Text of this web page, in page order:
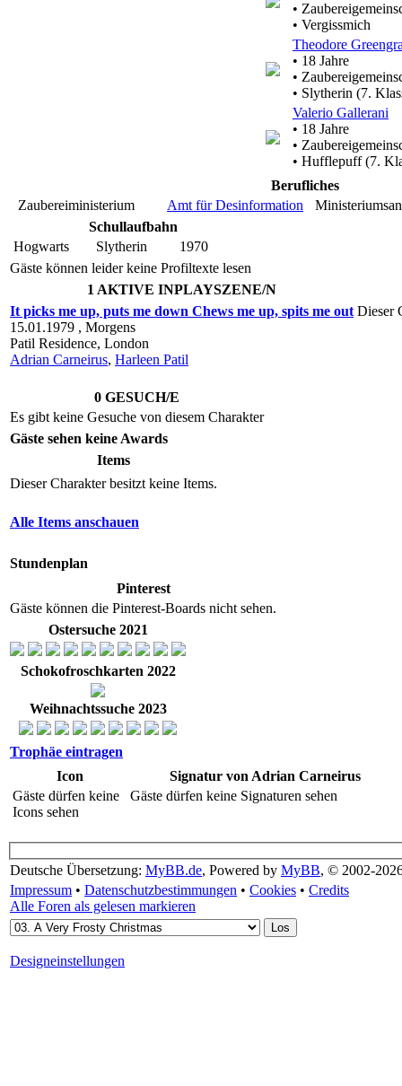
•
• Vergissmich
Theodore
• 18 Jahre
•
• Slytherin (7.
Valerio Gallerani
• 18 Jahre
•
• Hufflepuff (7.
Berufliches
Zaubereiministerium
Amt für Desinformation
Schullaufbahn
Hogwarts
Slytherin
1970
Gäste können leider keine Profiltexte lesen
1 AKTIVE INPLAYSZENE/N
It picks me up, puts me down Chews me up, spits me out
15.01.1979 , Morgens
Patil Residence, London
Adrian Carneirus, Harleen Patil
Dieser
0 GESUCH/E
Es gibt keine Gesuche von diesem Charakter
Gäste sehen keine Awards
Items
Dieser Charakter besitzt keine Items.
Alle Items anschauen
Stundenplan
Pinterest
Gäste können die Pinterest-Boards nicht sehen.
Ostersuche 2021
Schokofroschkarten 2022
Weihnachtssuche 2023
Trophäe eintragen
Icon
Signatur von Adrian Carneirus
Gäste dürfen keine
Icons sehen
Gäste dürfen keine Signaturen sehen
Deutsche Übersetzung: MyBB.de, Powered by MyBB, © 2002-
Impressum • Datenschutzbestimmungen • Cookies • Credits
Alle Foren als gelesen markieren
Designeinstellungen